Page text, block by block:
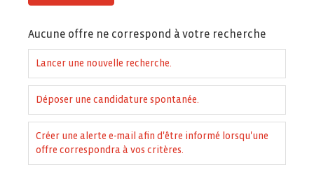
Aucune offre ne correspond à votre recherche
Lancer une nouvelle recherche.
Déposer une candidature spontanée.
Créer une alerte e-mail afin d'être informé lorsqu'une
offre correspondra à vos critères.